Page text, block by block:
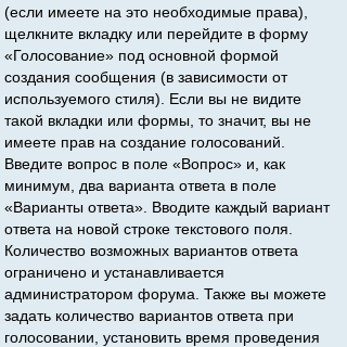
(если имеете на это необходимые права),
щелкните вкладку или перейдите в форму
«Голосование» под основной формой
создания сообщения (в зависимости от
используемого стиля). Если вы не видите
такой вкладки или формы, то значит, вы не
имеете прав на создание голосований.
Введите вопрос в поле «Вопрос» и, как
минимум, два варианта ответа в поле
«Варианты ответа». Вводите каждый вариант
ответа на новой строке текстового поля.
Количество возможных вариантов ответа
ограничено и устанавливается
администратором форума. Также вы можете
задать количество вариантов ответа при
голосовании, установить время проведения